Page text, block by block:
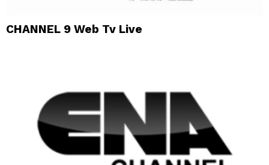
CHANNEL 9 Web Tv Live